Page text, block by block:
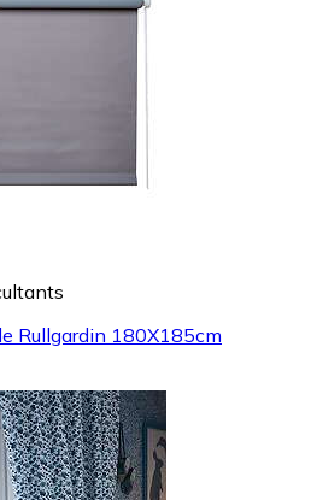
Rullgardin 180X185cm